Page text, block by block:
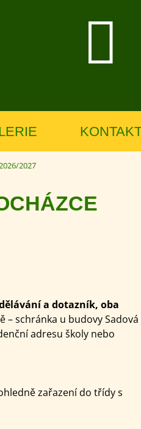
2027
a dotazník, oba
– schránka u budovy Sadová
adresu školy nebo
zařazení do třídy s